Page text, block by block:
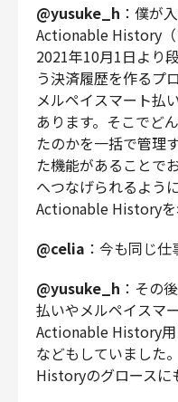
@yusuke_h ：僕が
Actionable History（
2021年10月1日より
う決済履歴を作るプ
メルペイスマート払
あります。そこでど
たのかを一括で管理
た機能があることで
へつなげられるよう
Actionable Historyを
@celia ：今も同じ仕
@yusuke_h ：その
払いやメルペイスマ
Actionable History用
などもしていました
Historyのグロースに